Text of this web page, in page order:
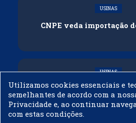
USINAS
CNPE veda importação
USINAS
Acelen Renováveis assina
Bunge para óleo de soja
Bahia
Utilizamos cookies essenciais e
semelhantes de acordo com a
Privacidade e, ao continuar
com estas condições.